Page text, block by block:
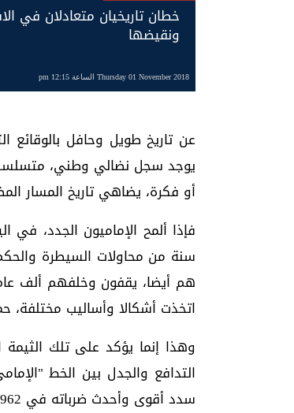
خطان تاريخيان متعادلان في
ونقيضها
Thursday 01 November 2018 الساعة 12:15 pm
عن تاريخ طويل وحافل
يوجد سجل نضالي وطني،
أو فكرة، يضاهي تاريخ المسار
فإذا ألمح الإماميون الجدد،
سنة من محاولات السيطرة
هم أيضا، يقفون وخلفهم ألف عام
اتخذت أشكالا وأساليب مختلفة،
وهذا إنما يؤكد على تلك
التدافع والجدل بين الخط
سدد أقوى وأحدث ضرباته في 1962، وبفضلها أصبحت كفته هي الراجحة.